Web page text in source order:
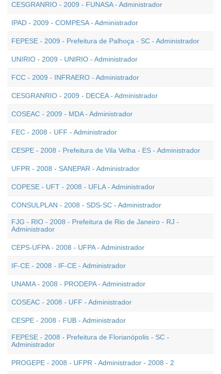
CESGRANRIO - 2009 - FUNASA - Administrador
IPAD - 2009 - COMPESA - Administrador
FEPESE - 2009 - Prefeitura de Palhoça - SC - Administrador
UNIRIO - 2009 - UNIRIO - Administrador
FCC - 2009 - INFRAERO - Administrador
CESGRANRIO - 2009 - DECEA - Administrador
COSEAC - 2009 - MDA - Administrador
FEC - 2008 - UFF - Administrador
CESPE - 2008 - Prefeitura de Vila Velha - ES - Administrador
UFPR - 2008 - SANEPAR - Administrador
COPESE - UFT - 2008 - UFLA - Administrador
CONSULPLAN - 2008 - SDS-SC - Administrador
FJG - RIO - 2008 - Prefeitura de Rio de Janeiro - RJ -
Administrador
CEPS-UFPA - 2008 - UFPA - Administrador
IF-CE - 2008 - IF-CE - Administrador
UNAMA - 2008 - PRODEPA - Administrador
COSEAC - 2008 - UFF - Administrador
CESPE - 2008 - FUB - Administrador
FEPESE - 2008 - Prefeitura de Florianópolis - SC -
Administrador
PROGEPE - 2008 - UFPR - Administrador - 2008 - 2